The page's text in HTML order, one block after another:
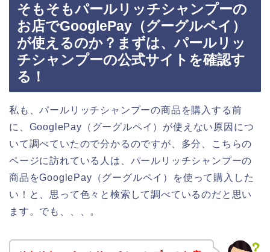
そもそもパールリッチシャンプーの
お店でGooglePay（グーグルペイ）
が使えるのか？まずは、パールリッ
チシャンプーの公式サイトを確認す
る！
私も、パールリッチシャンプーの商品を購入する前
に、GooglePay（グーグルペイ）が使えない原因につ
いて調べていたので分かるのですが、多分、こちらの
ページに訪れている人は、パールリッチシャンプーの
商品をGooglePay（グーグルペイ）を使って購入した
い！と、思って色々と検索して調べているのだと思い
ます。でも、、、。